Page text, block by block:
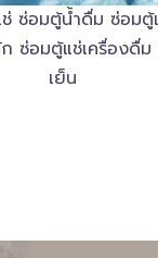
ซ่อมตู้น้ำดื่ม ซ่อม
ซ่อมตู้แช่เครื่องดื่ม
เย็น